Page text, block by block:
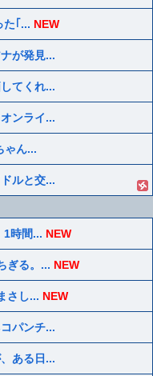
｢... NEW
が発見...
てくれ...
ンライ...
ゃん...
ルと交...
1時間... NEW
ぎる。... NEW
さし... NEW
パンチ...
ある日...